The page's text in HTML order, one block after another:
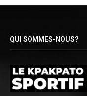
QUI SOMMES-NOUS?